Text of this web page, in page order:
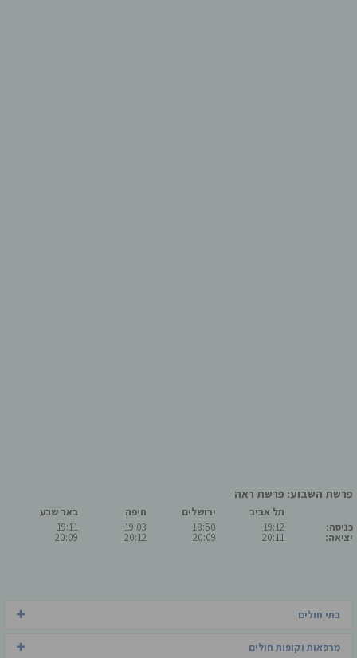
פרשת השבוע: פרשת ראה
כניסה:
יציאה:
תל אביב
19:12
20:11
ירושלים
18:50
20:09
חיפה
19:03
20:12
באר שבע
19:11
20:09
בתי חולים
מרפאות וקופות חולים